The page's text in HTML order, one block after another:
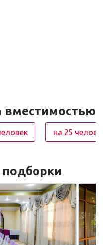
вместимостью
на 25